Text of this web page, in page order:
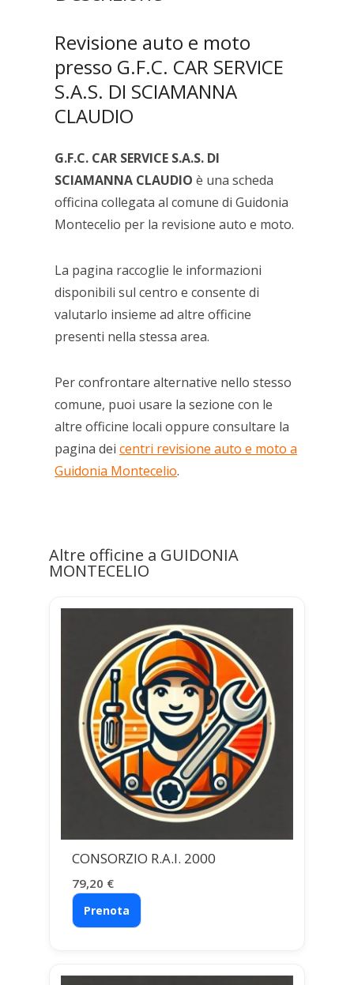
Revisione auto e moto
presso G.F.C. CAR SERVICE
S.A.S. DI SCIAMANNA
CLAUDIO
G.F.C. CAR SERVICE S.A.S. DI
SCIAMANNA CLAUDIO è una scheda
officina collegata al comune di Guidonia
Montecelio per la revisione auto e moto.
La pagina raccoglie le informazioni
disponibili sul centro e consente di
valutarlo insieme ad altre officine
presenti nella stessa area.
Per confrontare alternative nello stesso
comune, puoi usare la sezione con le
altre officine locali oppure consultare la
pagina deicentri revisione auto e moto a
Guidonia Montecelio.
Altre officine a GUIDONIA
MONTECELIO
CONSORZIO R.A.I. 2000
79,20 €
Prenota